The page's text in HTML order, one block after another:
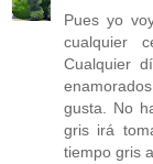
Pues yo
cualquier
Cualquier
gusta. No
gris irá
tiempo gris